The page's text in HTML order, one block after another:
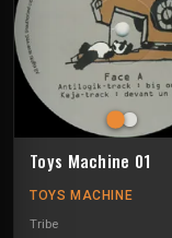
Toys Machine 01
TOYS MACHINE
Tribe